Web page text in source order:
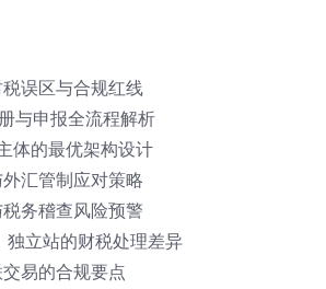
误区与合规红线
与申报全流程解析
体的最优架构设计
汇管制应对策略
务稽查风险预警
独立站的财税处理差异
易的合规要点